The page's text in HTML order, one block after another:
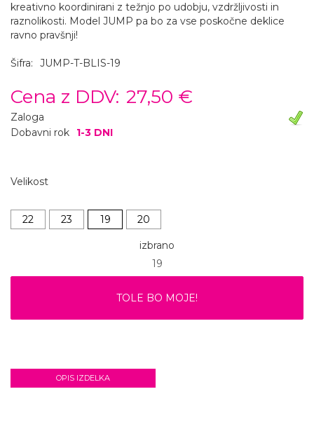
kreativno koordinirani z težnjo po udobju, vzdržljivosti in
raznolikosti. Model JUMP pa bo za vse poskočne deklice
ravno pravšnji!
Šifra: JUMP-T-BLIS-19
Cena z DDV: 27,50 €
Zaloga
Dobavni rok
1-3 DNI
Velikost
22 23 19 20
izbrano
19
TOLE BO MOJE!
OPIS IZDELKA